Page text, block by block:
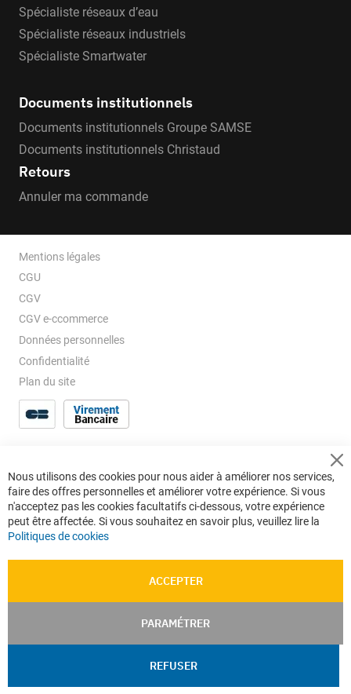
Spécialiste réseaux d’eau
Spécialiste réseaux industriels
Spécialiste Smartwater
Documents institutionnels
Documents institutionnels Groupe SAMSE
Documents institutionnels Christaud
Retours
Annuler ma commande
Mentions légales
CGU
CGV
CGV e-ccommerce
Données personnelles
Confidentialité
Plan du site
Nous utilisons des cookies pour nous aider à améliorer nos services,
faire des offres personnelles et améliorer votre expérience. Si vous
n'acceptez pas les cookies facultatifs ci-dessous, votre expérience
peut être affectée. Si vous souhaitez en savoir plus, veuillez lire la
Politiques de cookies
ACCEPTER
PARAMÉTRER
REFUSER